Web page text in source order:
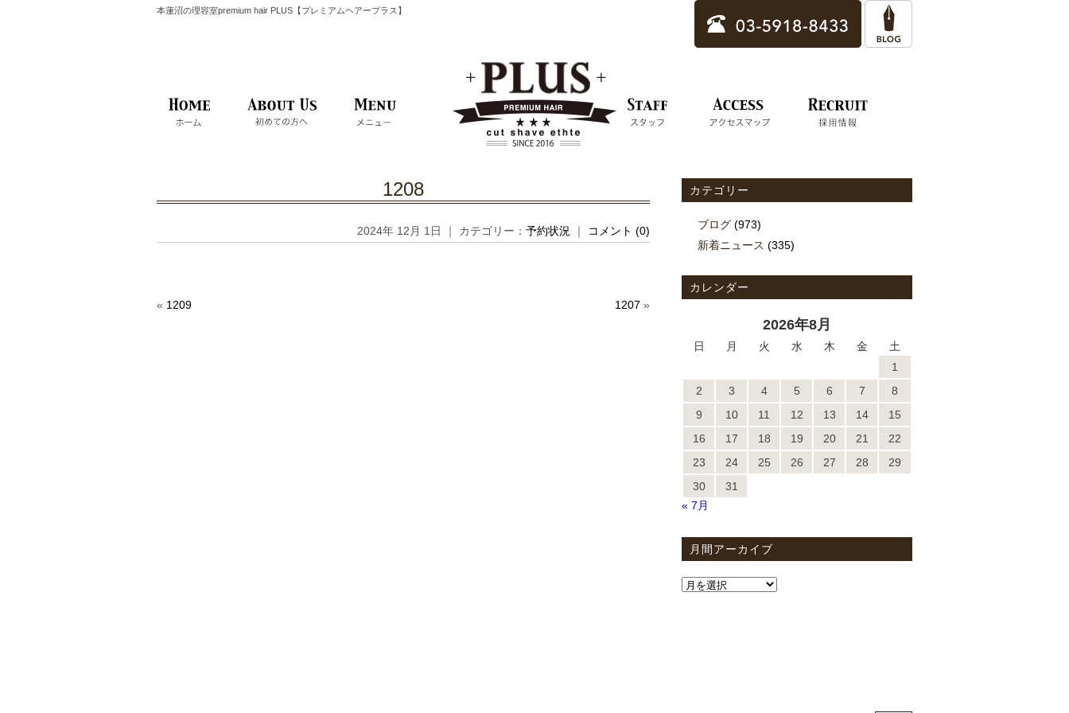
本蓮沼の理容室premium hair PLUS【プレミアムヘアープラス】
1208
2024年 12月 1日 ｜ カテゴリー： 予約状況 ｜ コメント (0)
« 1209 1207 »
カテゴリー
ブログ (973)
新着ニュース (335)
カレンダー
2026年8月
日 月 火 水 木 金
土
1
2
3 4 5 6 7
8
9
10 11 12 13 14
15
16
17 18 19 20 21
22
23
24 25 26 27 28
29
30
31
« 7月
月間アーカイブ